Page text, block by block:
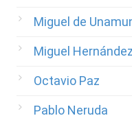
Miguel de
Miguel Hernández
Octavio Paz
Pablo Neruda